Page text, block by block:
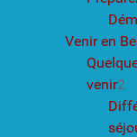
Venir en
venir2